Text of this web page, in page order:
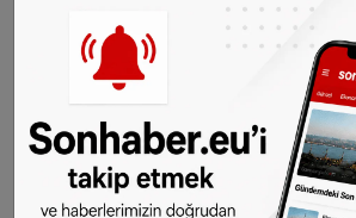
daha önce sınıflandırılmamış
de yeni kategoriler
hafif elektrikli araçların pilleri de
kolay şekilde imha edilebilecek.
Yeni üretilen pillerde ise